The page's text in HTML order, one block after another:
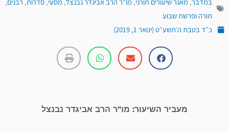
תורה ופרשת שבוע
כ״ד בטבת ה׳תשע״ט (ינואר 1, 2019)
מעביר השיעור: מו"ר הרב אביגדר נבנצל